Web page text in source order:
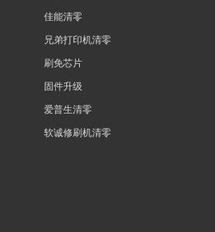
佳能清零
兄弟打印机清零
刷免芯片
固件升级
爱普生清零
软诚修刷机清零